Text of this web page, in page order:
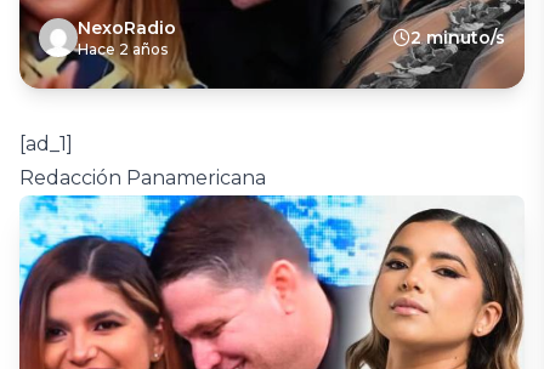
NexoRadio
Hace 2 años
2 minuto/s
[ad_1]
Redacción Panamericana